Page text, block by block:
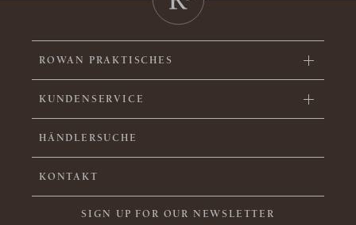
ROWAN PRAKTISCHES
KUNDENSERVICE
HÄNDLERSUCHE
KONTAKT
SIGN UP FOR OUR NEWSLETTER